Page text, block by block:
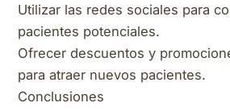
Utilizar las redes sociales para
pacientes potenciales.
Ofrecer descuentos y
para atraer nuevos pacientes.
Conclusiones